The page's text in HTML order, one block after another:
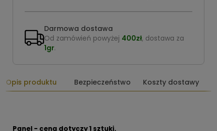
Darmowa dostawa
Od zamówień powyżej 400zł, dostawa za
1gr.
Opis produktu Bezpieczeństwo Koszty dostawy
Panel - cena dotyczy 1 sztuki.